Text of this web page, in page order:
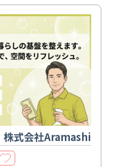
株式会社Aramashi